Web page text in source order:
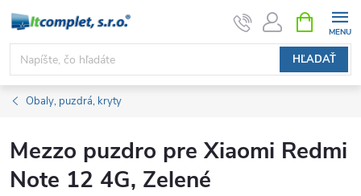
Prejsť
obsah
HĽADAŤ
KOŠÍK
Obaly, puzdrá, kryty
Mezzo puzdro pre Xiaomi Redmi
Note 12 4G, Zelené